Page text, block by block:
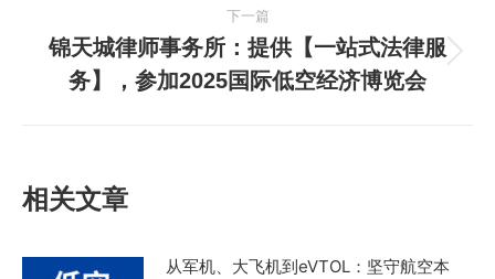
文
章：
下一篇
下
一
锦天城律师事务所：提供【一站式法律服
务】，参加2025国际低空经济博览会
相关文章
从军机、大飞机到eVTOL：坚守航空本